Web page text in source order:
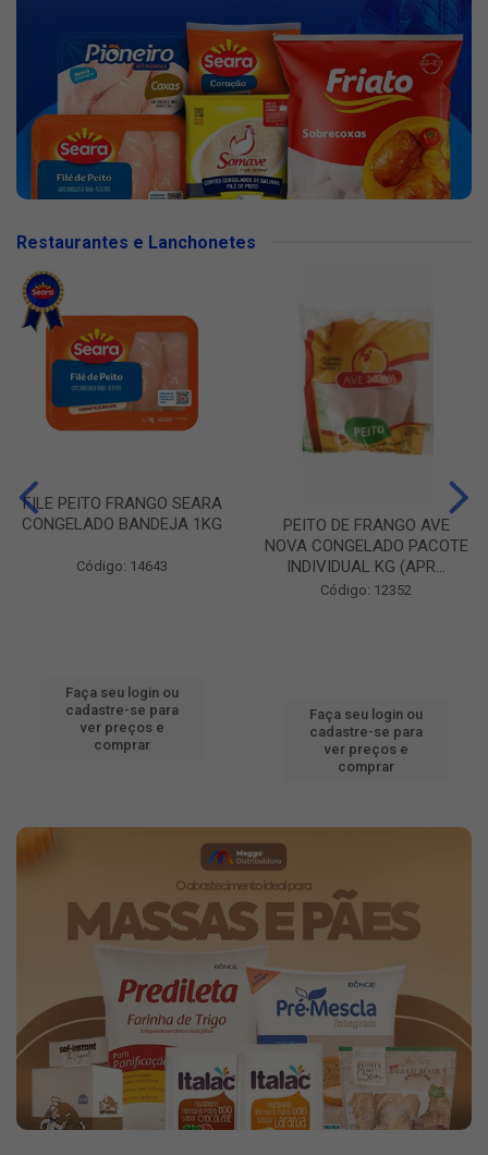
Restaurantes e Lanchonetes
FILE PEITO FRANGO SEARA
CONGELADO BANDEJA 1KG
Código: 14643
Faça seu login ou
cadastre-se para
ver preços e
comprar
PEITO DE FRANGO AVE
NOVA CONGELADO PACOTE
INDIVIDUAL KG (APR...
Código: 12352
Faça seu login ou
cadastre-se para
ver preços e
comprar